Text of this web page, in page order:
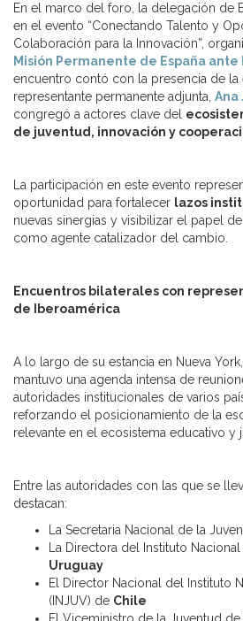
En el marco del foro, la delegación de
en el evento “Conectando Talento y
Colaboración para la Innovación”,
Misión Permanente de España ante
encuentro contó con la presencia de la
representante permanente adjunta, Ana
congregó a actores clave del
de juventud, innovación y
La participación en este evento
oportunidad para fortalecer lazos
nuevas sinergias y visibilizar el papel
como agente catalizador del cambio.
Encuentros bilaterales con
de Iberoamérica
A lo largo de su estancia en Nueva
mantuvo una agenda intensa de
autoridades institucionales de varios
reforzando el posicionamiento de la
relevante en el ecosistema educativo y
Entre las autoridades con las que se
destacan:
La Secretaria Nacional de la
La Directora del Instituto
Uruguay
El Director Nacional del Instituto
(INJUV) de Chile